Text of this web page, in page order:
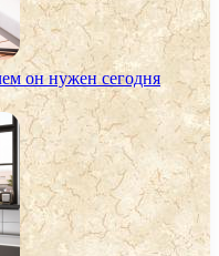
он нужен сегодня